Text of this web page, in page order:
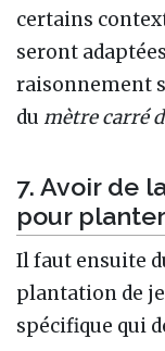
certains
seront
raisonnement
du mètre carré
7. Avoir de
pour
Il faut ensuite
plantation de
spécifique qui